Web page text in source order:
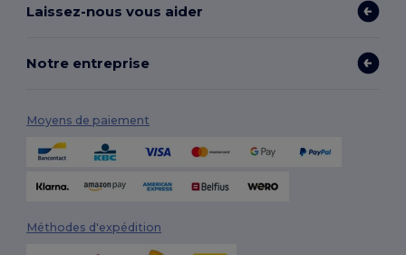
Laissez-nous vous aider
Notre entreprise
Moyens de paiement
Méthodes d'expédition